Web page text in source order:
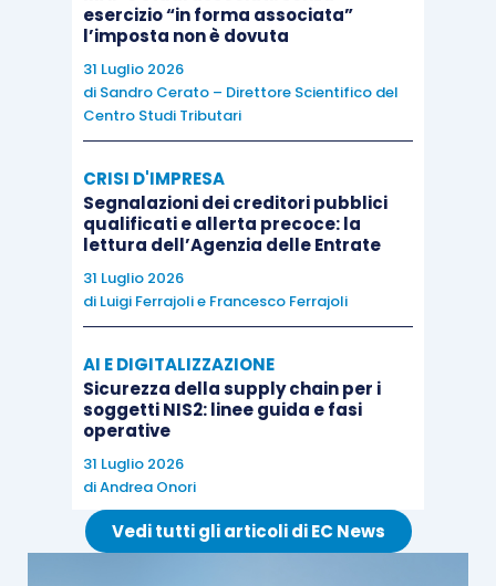
Ne deriva che l’imprenditore può tassare la
plusvalenza derivante dalla cessione dell’unica
azienda optando
per latassazione ordinaria in un unico
esercizio, atteso che la perdita dello
statusdi imprenditore non consente la
rateizzazione della stessa (ex art.84,
comma 4, Tuir), oppure
per latassazione separata
esercizio “in forma associata”
l’imposta non è dovuta
31 Luglio 2026
di Sandro Cerato – Direttore Scientifico del
Centro Studi Tributari
CRISI D'IMPRESA
Segnalazioni dei creditori pubblici
qualificati e allerta precoce: la
lettura dell’Agenzia delle Entrate
31 Luglio 2026
di Luigi Ferrajolie Francesco Ferrajoli
AI E DIGITALIZZAZIONE
Sicurezza della supply chain per i
soggetti NIS2: linee guida e fasi
operative
31 Luglio 2026
diAndrea Onori
Vedi tutti gli articoli di EC News